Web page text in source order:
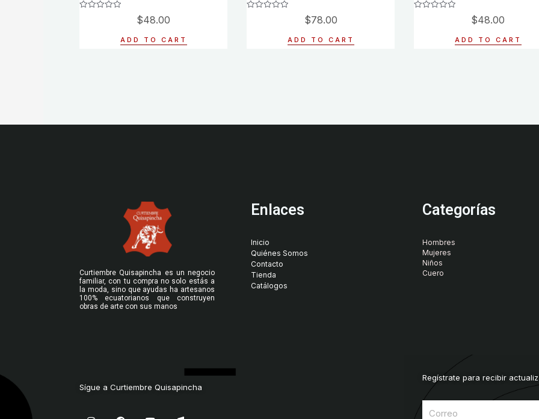
$48.00
ADD TO CART
$78.00
ADD TO CART
$48.00
ADD TO CART
Curtiembre Quisapincha es un negocio
familiar, con tu compra no solo estás a
la moda, sino que ayudas ha artesanos
100% ecuatorianos que construyen
obras de arte con sus manos
Enlaces
Inicio
Quiénes Somos
Contacto
Tienda
Catálogos
Categorías
Hombres
Mujeres
Niños
Cuero
Sígue a Curtiembre Quisapincha
Regístrate para recibir